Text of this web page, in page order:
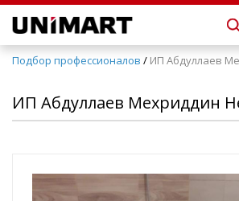
Подбор профессионалов / ИП Абдуллаев
ИП Абдуллаев Мехриддин